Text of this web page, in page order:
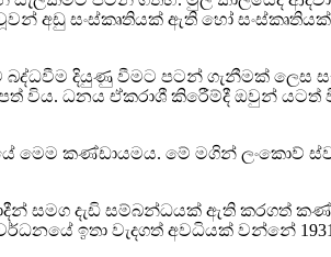
අඩු සංස්කෘතියක් ඇති හෝ
දියුණු වීමට පටන් ගැනීමක් ලෙස
ධනය ඒකරාශී කිරීෙම්දී ඔවුන් යටත්
කණ්ඩායමය. මේ මගින් ලංකාෙව්
සමග දැඩි සම්බන්ධයක් ඇති කරගත්
ඉතා වැදගත් අවධියක් වන්නේ